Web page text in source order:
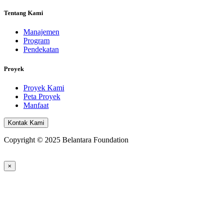
Tentang Kami
Manajemen
Program
Pendekatan
Proyek
Proyek Kami
Peta Proyek
Manfaat
Kontak Kami
Copyright © 2025 Belantara Foundation
×